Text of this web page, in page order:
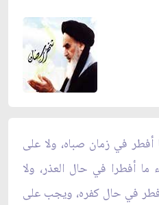
في زمان صباه، ولا على
ما أفطرا في حال العذر، ولا
في حال كفره، ويجب على